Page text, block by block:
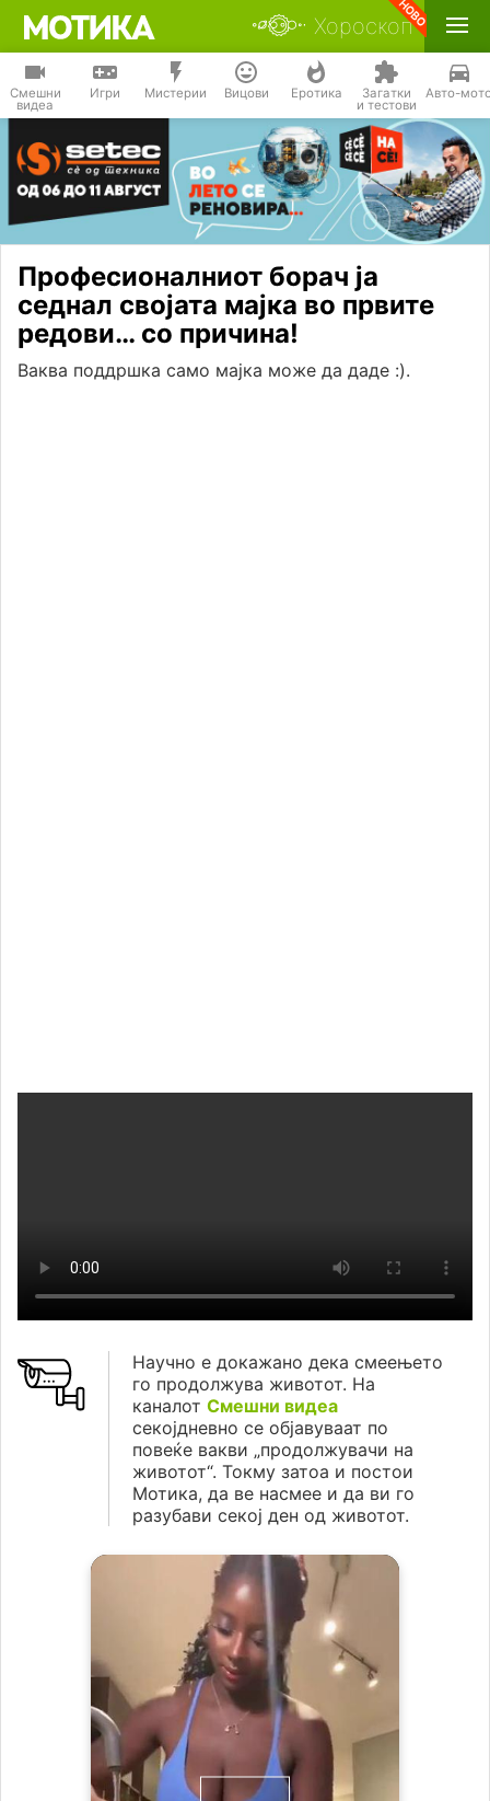
Хороскоп
Смешни
видеа
Игри Мистерии Вицови Еротика Загатки
и тестови
Авто-
Професионалниот борач ја
седнал својата мајка во првите
редови… со причина!
Ваква поддршка само мајка може да даде :).
Научно е докажано дека смеењето
го продолжува животот. На
каналот Смешни видеа
секојдневно се објавуваат по
повеќе вакви „продолжувачи на
животот“. Токму затоа и постои
Мотика, да ве насмее и да ви го
разубави секој ден од животот.